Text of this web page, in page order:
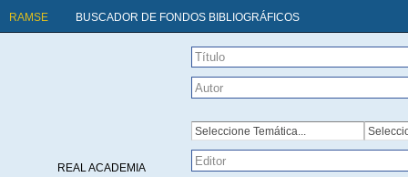
RAMSE BUSCADOR DE FONDOS BIBLIOGRÁFICOS
REAL ACADEMIA